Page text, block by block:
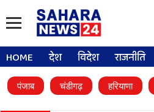
HOME देश विदेश राजनीति
पंजाब चंडीगढ़ हरियाणा